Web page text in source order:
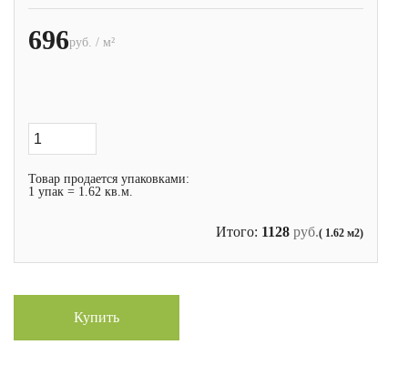
696руб. / м²
Товар продается упаковками:
1 упак = 1.62 кв.м.
Итого: 1128 руб.( 1.62 м2)
Купить